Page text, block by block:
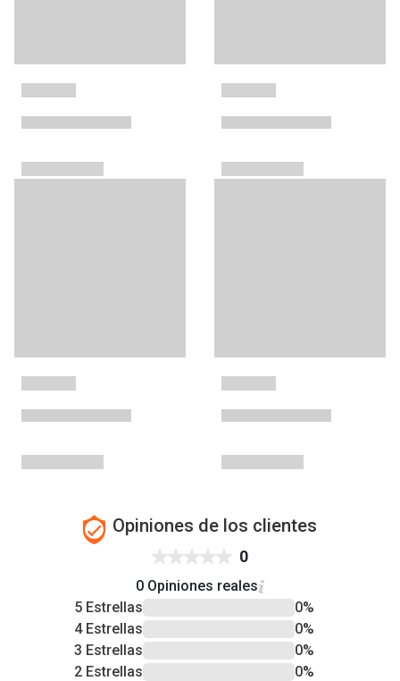
Opiniones de los clientes
0
0 Opiniones reales
5 Estrellas
0%
4 Estrellas
0%
3 Estrellas
0%
2 Estrellas
0%